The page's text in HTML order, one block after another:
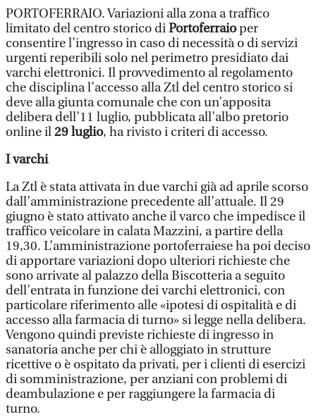
PORTOFERRAIO. Variazioni alla zona a traffico
limitato del centro storico diPortoferraioper
consentire l’ingresso in caso di necessità o di servizi
urgenti reperibili solo nel perimetro presidiato dai
varchi elettronici. Il provvedimento al regolamento
che disciplina l’accesso alla Ztl del centro storico si
deve alla giunta comunale che con un’apposita
delibera dell’11 luglio, pubblicata all’albo pretorio
online il29 luglio, ha rivisto i criteri di accesso.
I varchi
La Ztl è stata attivata in due varchi già ad aprile scorso
dall’amministrazione precedente all’attuale. Il 29
giugno è stato attivato anche il varco che impedisce il
traffico veicolare in calata Mazzini, a partire della
19,30. L’amministrazione portoferraiese ha poi deciso
di apportare variazioni dopo ulteriori richieste che
sono arrivate al palazzo della Biscotteria a seguito
dell’entrata in funzione dei varchi elettronici, con
particolare riferimento alle «ipotesi di ospitalità e di
accesso alla farmacia di turno» si legge nella delibera.
Vengono quindi previste richieste di ingresso in
sanatoria anche per chi è alloggiato in strutture
ricettive o è ospitato da privati, per i clienti di esercizi
di somministrazione, per anziani con problemi di
deambulazione e per raggiungere la farmacia di
turno.